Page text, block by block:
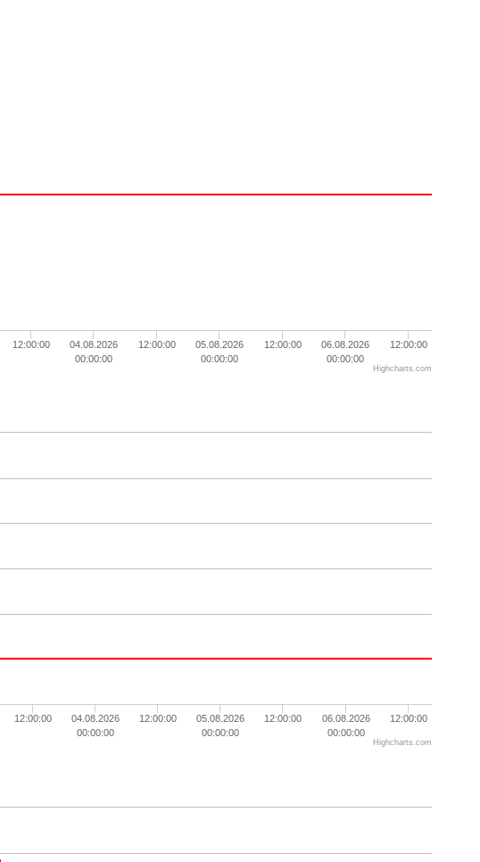
12:00:00
04.08.2026
00:00:00
12:00:00
05.08.2026
00:00:00
12:00:00
06.08.2026
00:00:00
12:00:00
Highcharts.com
12:00:00
04.08.2026
00:00:00
12:00:00
05.08.2026
00:00:00
12:00:00
06.08.2026
00:00:00
12:00:00
Highcharts.com